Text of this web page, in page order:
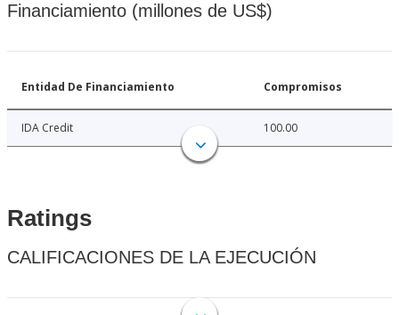
Financiamiento (millones de US$)
Entidad De Financiamiento Compromisos
IDA Credit 100.00
Ratings
CALIFICACIONES DE LA EJECUCIÓN